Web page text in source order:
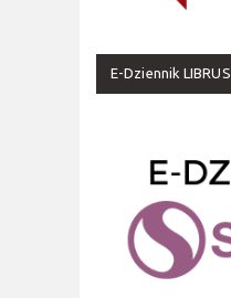
E-Dziennik LIBRUS